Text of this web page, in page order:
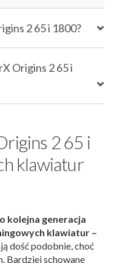
2 65 i 1800?
Origins 2 65 i
2 65 i
klawiatur
kolejna generacja
klawiatur –
dość podobnie, choć
Bardziej schowane